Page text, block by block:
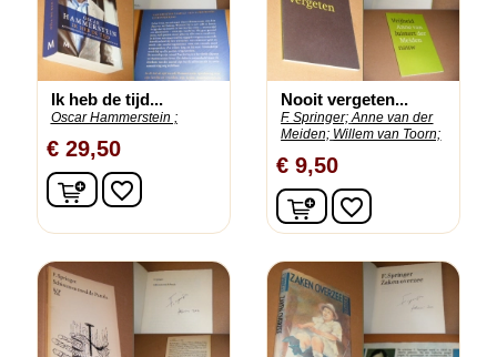
Ik heb de tijd...
Oscar Hammerstein ;
€ 29,50
In winkelwagen
favorite_border
Nooit vergeten...
F. Springer; Anne van der
Meiden; Willem van Toorn;
€ 9,50
In winkelwagen
favorite_border